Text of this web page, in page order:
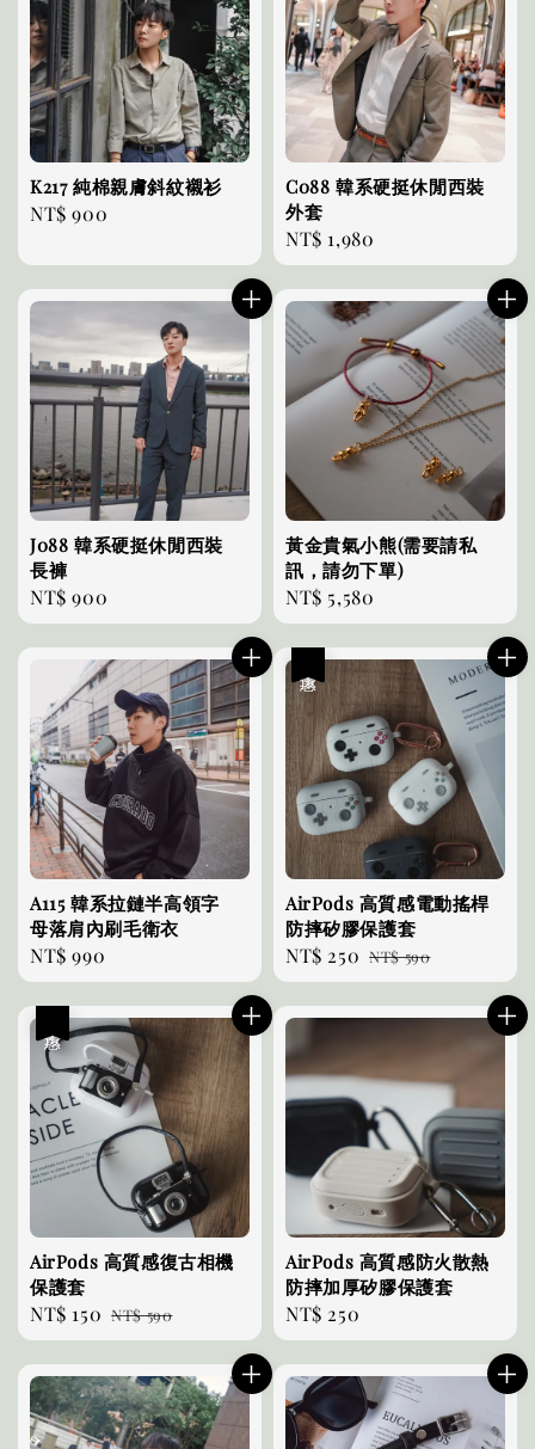
K217 純棉親膚斜紋襯衫
Regular
NT$ 900
C088 韓系硬挺休閒西裝
外套
Regular
price
NT$ 1,980
J088 韓系硬挺休閒西裝
長褲
Regular
price
NT$ 900
黃金貴氣小熊(需要請私
訊，請勿下單)
Regular
price
NT$ 5,580
A115 韓系拉鏈半高領字
母落肩內刷毛衛衣
Regular
price
NT$ 990
AirPods 高質感電動搖桿
防摔矽膠保護套
Sale
price
NT$ 250 Regular
price
NT$ 590
AirPods 高質感復古相機
保護套
Sale
price
NT$ 150 Regular
price
NT$ 590
AirPods 高質感防火散熱
防摔加厚矽膠保護套
Regular
price
NT$ 250